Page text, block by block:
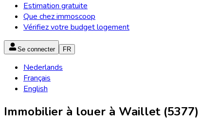
Estimation gratuite
Que chez immoscoop
Vérifiez votre budget logement
Se connecter FR
Nederlands
Français
English
Immobilier à louer à Waillet (5377)